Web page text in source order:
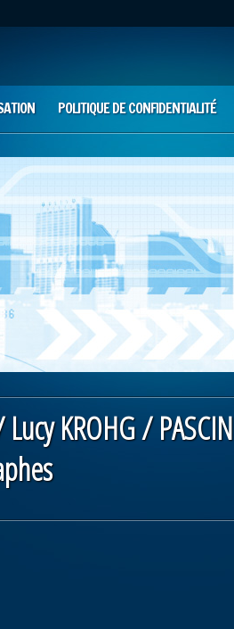
POLITIQUE DE CONFIDENTIALITÉ
KROHG / PASCIN